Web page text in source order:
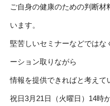
ご自身の健康のための判断
います。
堅苦しいセミナーなどではな
ーション取りながら
情報を提供できればと考えて
祝日3月21日（火曜日）14時